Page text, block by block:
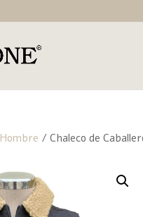
Hombre / Chaleco de